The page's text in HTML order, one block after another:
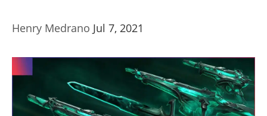
Henry Medrano Jul 7, 2021